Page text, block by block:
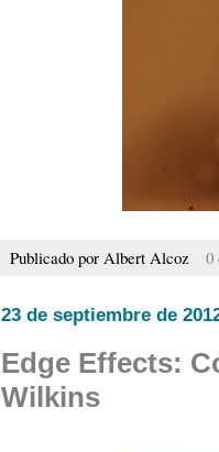
Publicado por Albert Alcoz 0
23 de septiembre de
Edge Effects:
Wilkins